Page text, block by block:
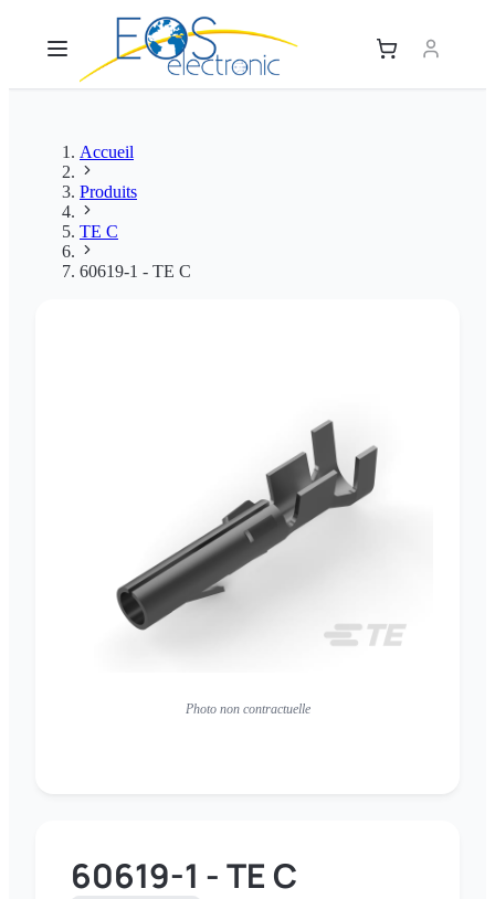
Accueil
Produits
TE C
60619-1 - TE C
Photo non contractuelle
60619-1 - TE C